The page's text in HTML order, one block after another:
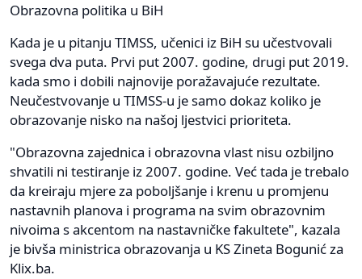
Obrazovna politika u BiH
Kada je u pitanju TIMSS, učenici iz BiH su učestvovali
svega dva puta. Prvi put 2007. godine, drugi put 2019.
kada smo i dobili najnovije poražavajuće rezultate.
Neučestvovanje u TIMSS-u je samo dokaz koliko je
obrazovanje nisko na našoj ljestvici prioriteta.
"Obrazovna zajednica i obrazovna vlast nisu ozbiljno
shvatili ni testiranje iz 2007. godine. Već tada je trebalo
da kreiraju mjere za poboljšanje i krenu u promjenu
nastavnih planova i programa na svim obrazovnim
nivoima s akcentom na nastavničke fakultete", kazala
je bivša ministrica obrazovanja u KS Zineta Bogunić za
Klix.ba.